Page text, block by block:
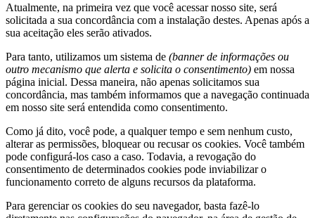
Atualmente, na primeira vez que você acessar nosso site, será
solicitada a sua concordância com a instalação destes. Apenas após a
sua aceitação eles serão ativados.
Para tanto, utilizamos um sistema de (banner de informações ou
outro mecanismo que alerta e solicita o consentimento) em nossa
página inicial. Dessa maneira, não apenas solicitamos sua
concordância, mas também informamos que a navegação continuada
em nosso site será entendida como consentimento.
Como já dito, você pode, a qualquer tempo e sem nenhum custo,
alterar as permissões, bloquear ou recusar os cookies. Você também
pode configurá-los caso a caso. Todavia, a revogação do
consentimento de determinados cookies pode inviabilizar o
funcionamento correto de alguns recursos da plataforma.
Para gerenciar os cookies do seu navegador, basta fazê-lo